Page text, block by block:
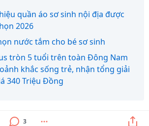
quần áo sơ sinh nội địa được
2026
nước tắm cho bé sơ sinh
tròn 5 tuổi trên toàn Đông Nam
khắc sống trẻ, nhận tổng giải
340 Triệu Đồng
3